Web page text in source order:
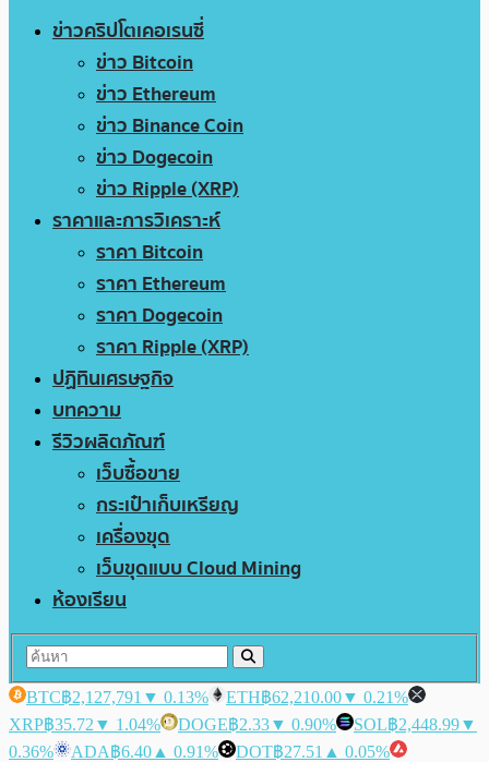
ข่าวคริปโตเคอเรนซี่
ข่าว Bitcoin
ข่าว Ethereum
ข่าว Binance Coin
ข่าว Dogecoin
ข่าว Ripple (XRP)
ราคาและการวิเคราะห์
ราคา Bitcoin
ราคา Ethereum
ราคา Dogecoin
ราคา Ripple (XRP)
ปฏิทินเศรษฐกิจ
บทความ
รีวิวผลิตภัณฑ์
เว็บซื้อขาย
กระเป๋าเก็บเหรียญ
เครื่องขุด
เว็บขุดแบบ Cloud Mining
ห้องเรียน
BTC฿2,127,791 ▼ 0.13% ETH฿62,210.00▼ 0.21%
XRP฿35.72 ▼ 1.04% DOGE฿2.33▼ 0.90% SOL฿2,448.99▼
0.36%
ADA฿6.40 ▲ 0.91% DOT฿27.51 ▲ 0.05%